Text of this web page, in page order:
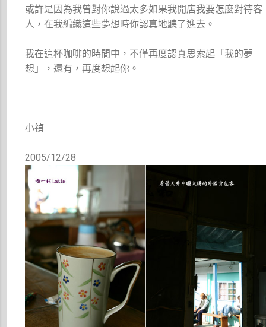
或許是因為我曾對你說過太多如果我開店我要怎麼對待客
人，在我編織這些夢想時你認真地聽了進去。
我在這杯咖啡的時間中，不僅再度認真思索起「我的夢
想」，還有，再度想起你。
小禎
2005/12/28